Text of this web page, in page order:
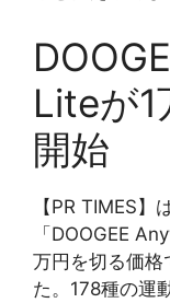
Liteが1
開始
【PR TIMES
「DOOGEE
万円を切る価格
た。178種の運